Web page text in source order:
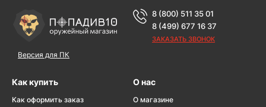
Версия для ПК
8 (800) 511 35 01
8 (499) 677 16 37
ЗАКАЗАТЬ ЗВОНОК
Как купить
Как оформить заказ
О нас
О магазине